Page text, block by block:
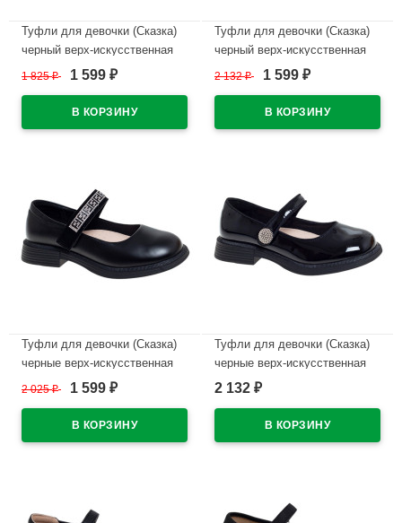
Туфли для девочки (Сказка)
черный верх-искусственная
кожа подкладка-натуральная
арт.R350194745BK
1 825₽ 1 599 ₽
Туфли для девочки (Сказка)
черный верх-искусственная
кожа подкладка-
размерный ряд 32-37
арт.R818294765BK
2 132₽ 1 599 ₽
Туфли для девочки (Сказка)
черные верх-искусственная
кожа подкладка-натуральная
арт.R818294763BK
2 025₽ 1 599 ₽
Туфли для девочки (Сказка)
черные верх-искусственная
кожа лак подкладка-
ряд 32-37 арт.R818294766BKP
2 132 ₽